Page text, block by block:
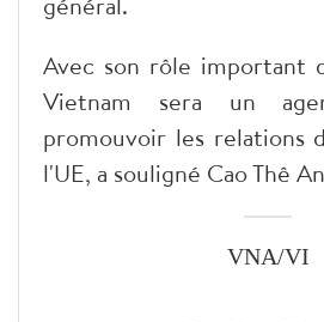
Avec son rôle important
Vietnam sera un
promouvoir les relations
l'UE, a souligné Cao Thê
VNA/VI